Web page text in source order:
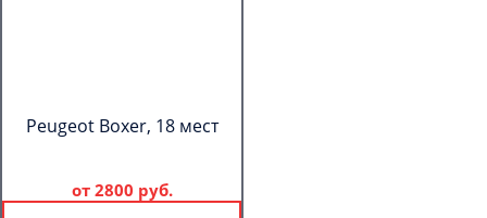
Peugeot Boxer, 18 мест
от 2800 руб.